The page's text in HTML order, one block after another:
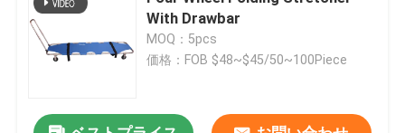
With Drawbar
MOQ：5pcs
価格：FOB $48~$45/50~100Piece